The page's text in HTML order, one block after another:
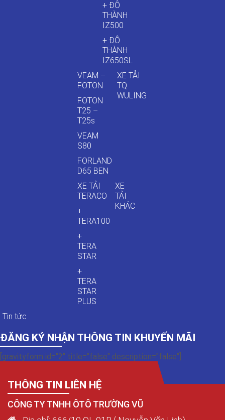
+ ĐÔ
THÀNH
IZ500
+ ĐÔ
THÀNH
IZ650SL
VEAM –
FOTON
FOTON
T25 –
T25s
VEAM
S80
FORLAND
D65 BEN
XE TẢI
TQ
WULING
XE TẢI
TERACO
+
TERA100
+
TERA
STAR
+
TERA
STAR
PLUS
XE
TẢI
KHÁC
Tin tức
ĐĂNG KÝ NHẬN THÔNG TIN KHUYẾN MÃI
[gravityform id="2" title="false" description="false"]
THÔNG TIN LIÊN HỆ
CÔNG TY TNHH ÔTÔ TRƯỜNG VŨ